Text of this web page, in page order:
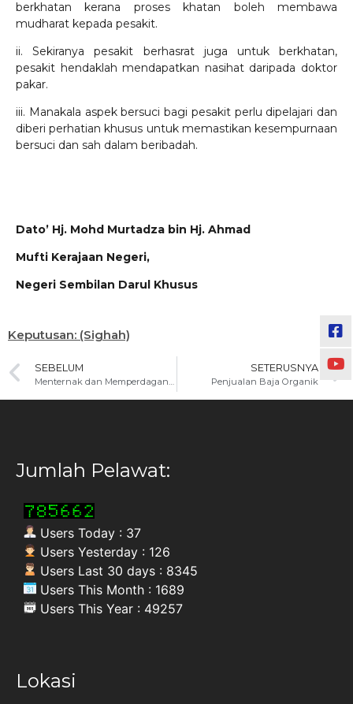
berkhatan kerana proses khatan boleh membawa
mudharat kepada pesakit.
ii. Sekiranya pesakit berhasrat juga untuk berkhatan,
pesakit hendaklah mendapatkan nasihat daripada doktor
pakar.
iii. Manakala aspek bersuci bagi pesakit perlu dipelajari dan
diberi perhatian khusus untuk memastikan kesempurnaan
bersuci dan sah dalam beribadah.
Dato’ Hj. Mohd Murtadza bin Hj. Ahmad
Mufti Kerajaan Negeri,
Negeri Sembilan Darul Khusus
Keputusan: (Sighah)
SEBELUM SETERUSNYA
Penjualan Baja Organik
Jumlah Pelawat:
Users Today : 37
Users Yesterday : 126
Users Last 30 days : 8345
Users This Month : 1689
Users This Year : 49257
Lokasi